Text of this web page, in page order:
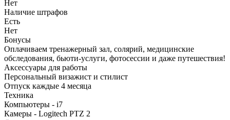
Нет
Наличие штрафов
Есть
Нет
Бонусы
Оплачиваем тренажерный зал, солярий, медицинские
обследования, бьюти-услуги, фотосессии и даже путешествия!
Аксессуары для работы
Персональный визажист и стилист
Отпуск каждые 4 месяца
Техника
Компьютеры - i7
Камеры - Logitech PTZ 2